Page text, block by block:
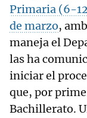
Primaria (6-12
de marzo,
maneja el
las ha
iniciar el
que, por
Bachillerato.